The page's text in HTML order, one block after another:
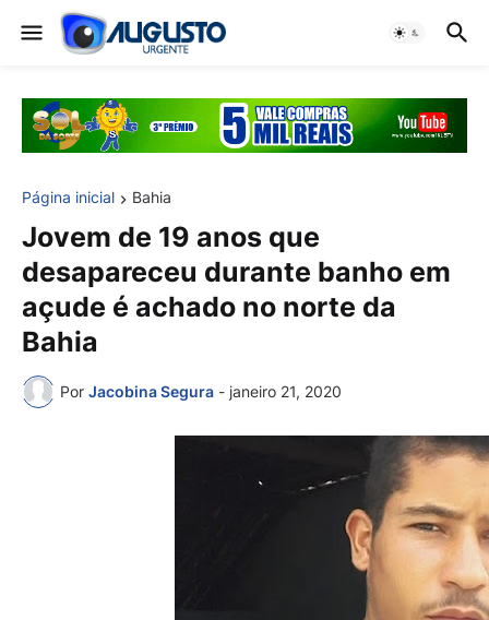
Página inicial Bahia
Jovem de 19 anos que
desapareceu durante banho em
açude é achado no norte da
Bahia
Por Jacobina Segura - janeiro 21, 2020